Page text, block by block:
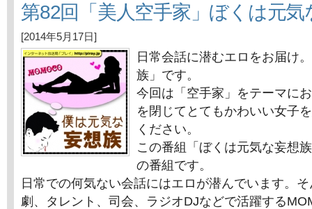
第82回「美人空手家」ぼくは元気
[2014年5月17日]
日常会話に潜むエロをお届け
族」です。
今回は「空手家」をテーマに
を閉じてとてもかわいい女子
ください。
この番組「ぼくは元気な妄想
の番組です。
日常での何気ない会話にはエロが潜んでいます。
劇、タレント、司会、ラジオDJなどで活躍する